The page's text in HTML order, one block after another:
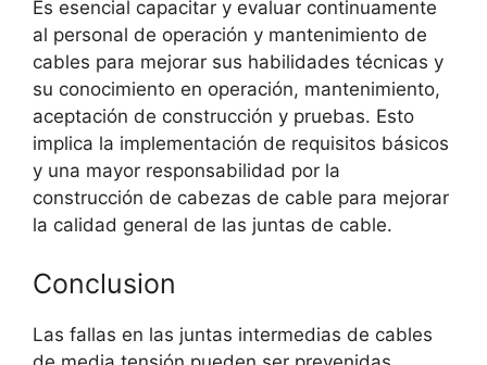
Es esencial capacitar y evaluar continuamente
al personal de operación y mantenimiento de
cables para mejorar sus habilidades técnicas y
su conocimiento en operación, mantenimiento,
aceptación de construcción y pruebas. Esto
implica la implementación de requisitos básicos
y una mayor responsabilidad por la
construcción de cabezas de cable para mejorar
la calidad general de las juntas de cable.
Conclusion
Las fallas en las juntas intermedias de cables